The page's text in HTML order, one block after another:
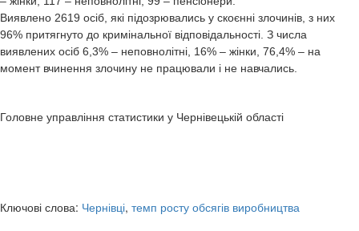
Виявлено 2619 осіб, які підозрювались у скоєнні злочинів, з них
96% притягнуто до кримінальної відповідальності. З числа
виявлених осіб 6,3% – неповнолітні, 16% – жінки, 76,4% – на
момент вчинення злочину не працювали і не навчались.
Головне управління статистики у Чернівецькій області
Ключові слова: Чернівці, темп росту обсягів виробництва